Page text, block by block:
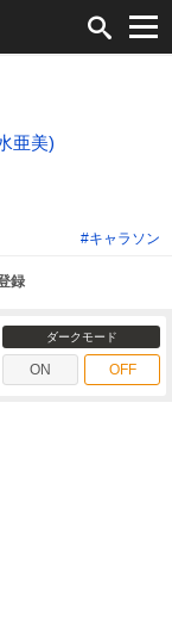
亜美)
#キャラソン
録
ダークモード
ON OFF